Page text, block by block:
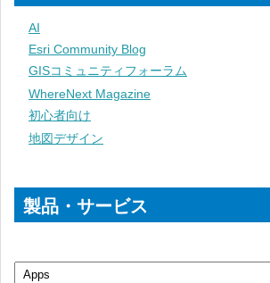
AI
Esri Community Blog
GISコミュニティフォーラム
WhereNext Magazine
初心者向け
地図デザイン
製品・サービス